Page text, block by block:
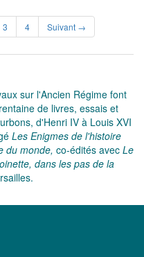
3 4 Suivant →
sur l'Ancien Régime font
de livres, essais et
d'Henri IV à Louis XVI
Les Enigmes de l'histoire
du monde, co-édités avec Le
dans les pas de la